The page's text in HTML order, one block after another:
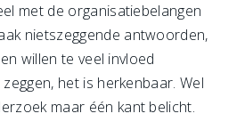
met de organisatiebelangen
nietszeggende antwoorden,
willen te veel invloed
het is herkenbaar. Wel
maar één kant belicht.